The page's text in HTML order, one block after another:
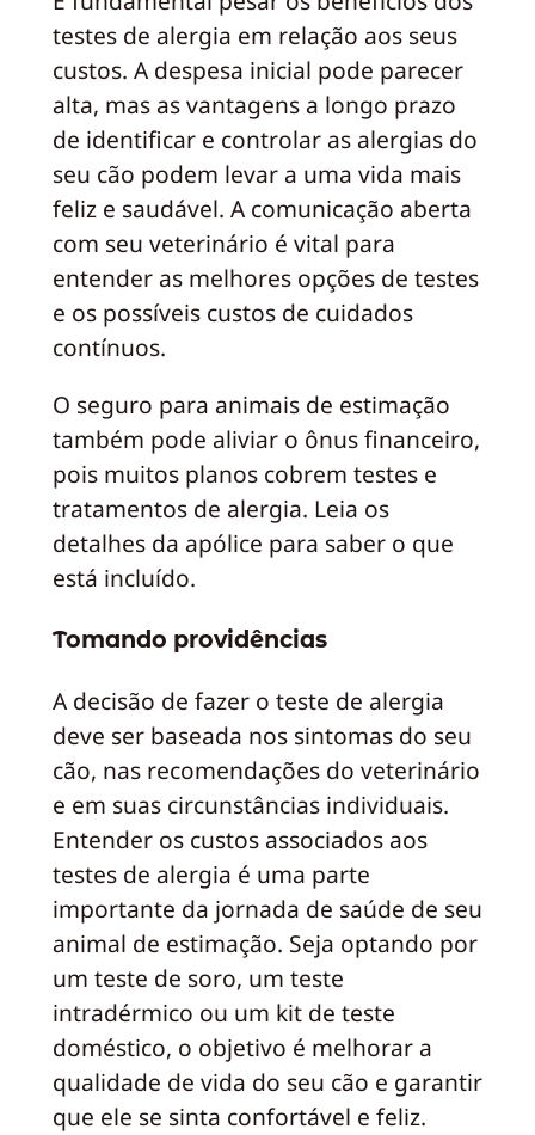
testes de alergia em relação aos seus
custos. A despesa inicial pode parecer
alta, mas as vantagens a longo prazo
de identificar e controlar as alergias do
seu cão podem levar a uma vida mais
feliz e saudável. A comunicação aberta
com seu veterinário é vital para
entender as melhores opções de testes
e os possíveis custos de cuidados
contínuos.
O seguro para animais de estimação
também pode aliviar o ônus financeiro,
pois muitos planos cobrem testes e
tratamentos de alergia. Leia os
detalhes da apólice para saber o que
está incluído.
Tomando providências
A decisão de fazer o teste de alergia
deve ser baseada nos sintomas do seu
cão, nas recomendações do veterinário
e em suas circunstâncias individuais.
Entender os custos associados aos
testes de alergia é uma parte
importante da jornada de saúde de seu
animal de estimação. Seja optando por
um teste de soro, um teste
intradérmico ou um kit de teste
doméstico, o objetivo é melhorar a
qualidade de vida do seu cão e garantir
que ele se sinta confortável e feliz.